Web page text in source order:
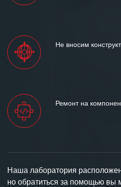
Не вносим
Ремонт на
Наша лаборатория
но обратиться за помощью вы